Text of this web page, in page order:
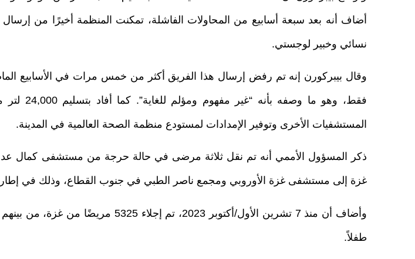
أضاف أنه بعد سبعة أسابيع من المحاولات الفاشلة، تمكنت المنظمة أخيرًا من
نسائي وخبير لوجستي.
وقال بيبركورن إنه تم رفض إرسال هذا الفريق أكثر من خمس مرات في الأسابيع
فقط،
المستشفيات الأخرى وتوفير الإمدادات لمستودع منظمة الصحة العالمية في المدينة.
غزة إلى مستشفى غزة الأوروبي ومجمع ناصر الطبي في جنوب القطاع، وذلك في إطار عملية الإجلاء
طفلاً.